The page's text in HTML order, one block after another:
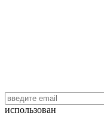
использован